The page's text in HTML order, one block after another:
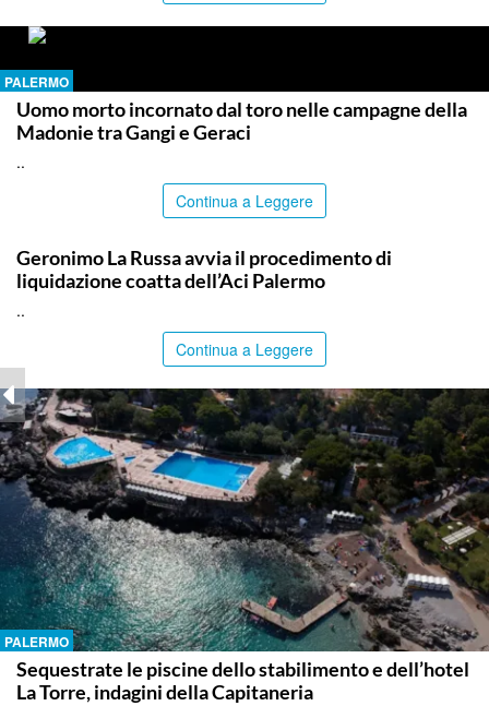
PALERMO
Uomo morto incornato dal toro nelle campagne della
Madonie tra Gangi e Geraci
..
Continua a Leggere
Geronimo La Russa avvia il procedimento di
liquidazione coatta dell’Aci Palermo
..
Continua a Leggere
PALERMO
Sequestrate le piscine dello stabilimento e dell’hotel
La Torre, indagini della Capitaneria